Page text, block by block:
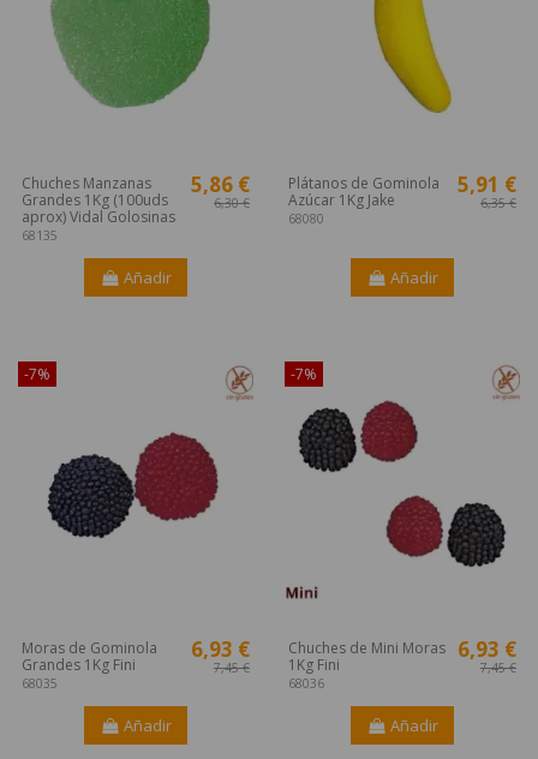
Chuches Manzanas
Grandes 1Kg (100uds
aprox) Vidal Golosinas
68135
5,86 €
6,30 €
Añadir
Plátanos de Gominola
Azúcar 1Kg Jake
68080
5,91 €
6,35 €
Añadir
-7%
Moras de Gominola
Grandes 1Kg Fini
68035
6,93 €
7,45 €
Añadir
-7%
Chuches de Mini Moras
1Kg Fini
68036
6,93 €
7,45 €
Añadir